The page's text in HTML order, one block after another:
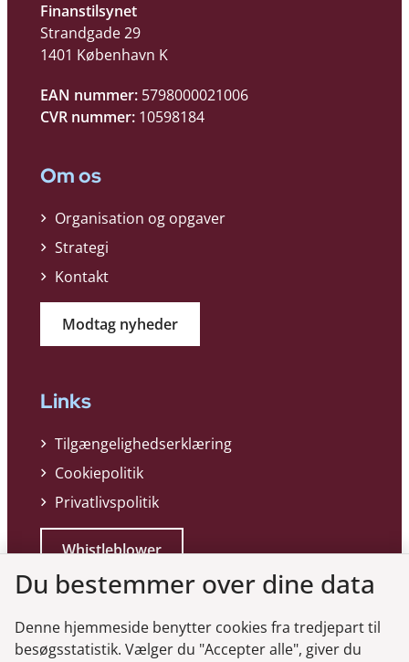
Finanstilsynet
Strandgade 29
1401 København K
EAN nummer: 5798000021006
CVR nummer: 10598184
Om os
Organisation og opgaver
Strategi
Kontakt
Modtag nyheder
Links
Tilgængelighedserklæring
Cookiepolitik
Privatlivspolitik
Whistleblower
Du bestemmer over dine data
Denne hjemmeside benytter cookies fra tredjepart til
besøgsstatistik. Vælger du "Accepter alle", giver du